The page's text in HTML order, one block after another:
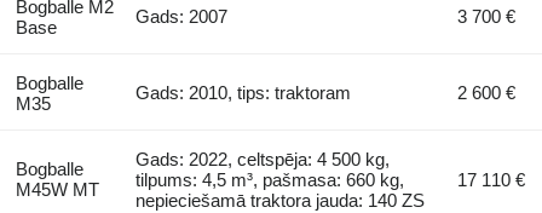
Bogballe M2
Base
Gads: 2007 3 700 €
Bogballe
M35
Gads: 2010, tips: traktoram 2 600 €
Bogballe
M45W MT
Gads: 2022, celtspēja: 4 500 kg,
tilpums: 4,5 m³, pašmasa: 660 kg,
nepieciešamā traktora jauda: 140 ZS
17 110 €